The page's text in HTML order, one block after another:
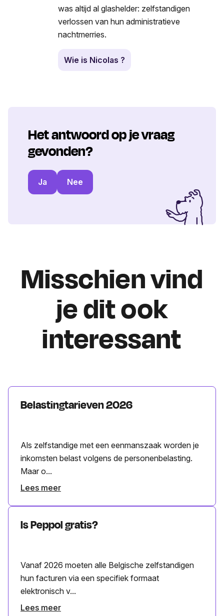
was altijd al glashelder: zelfstandigen
verlossen van hun administratieve
nachtmerries.
Wie is Nicolas ?
Het antwoord op je vraag
gevonden?
Ja Nee
Misschien vind
je dit ook
interessant
Belastingtarieven 2026
Als zelfstandige met een eenmanszaak worden je
inkomsten belast volgens de personenbelasting.
Maar o...
Lees meer
Is Peppol gratis?
Vanaf 2026 moeten alle Belgische zelfstandigen
hun facturen via een specifiek formaat
elektronisch v...
Lees meer